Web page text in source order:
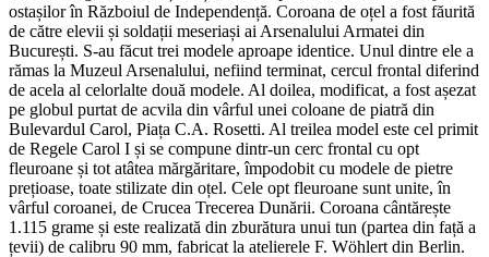
ostașilor în Războiul de Independență. Coroana de oțel a fost făurită
de către elevii și soldații meseriași ai Arsenalului Armatei din
București. S-au făcut trei modele aproape identice. Unul dintre ele a
rămas la Muzeul Arsenalului, nefiind terminat, cercul frontal diferind
de acela al celorlalte două modele. Al doilea, modificat, a fost așezat
pe globul purtat de acvila din vârful unei coloane de piatră din
Bulevardul Carol, Piața C.A. Rosetti. Al treilea model este cel primit
de Regele Carol I și se compune dintr-un cerc frontal cu opt
fleuroane și tot atâtea mărgăritare, împodobit cu modele de pietre
prețioase, toate stilizate din oțel. Cele opt fleuroane sunt unite, în
vârful coroanei, de Crucea Trecerea Dunării. Coroana cântărește
1.115 grame și este realizată din zburătura unui tun (partea din față a
țevii) de calibru 90 mm, fabricat la atelierele F. Wöhlert din Berlin.